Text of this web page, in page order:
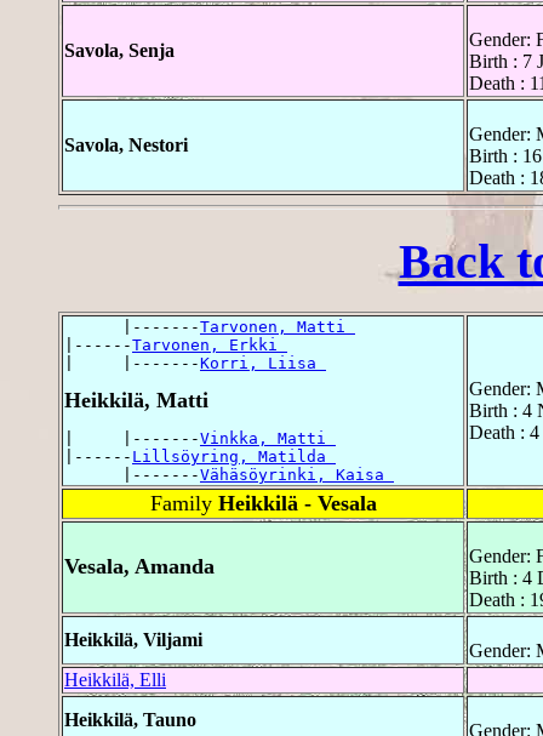
Savola, Senja
Gender:
Birth : 7
Death :
Savola, Nestori
Gender:
Birth :
Death :
Back
      |-------
Tarvonen, Matti
|------Tarvonen, Erkki
|     |-------Korri, Liisa
Heikkilä, Matti
|     |-------Vinkka, Matti
|------ Lillsöyring, Matilda
      |-------
Vähäsöyrinki, Kaisa
Gender:
Birth : 4
Death :
Family Heikkilä - Vesala
Vesala, Amanda
Gender:
Birth : 4
Death :
Heikkilä, Viljami
Gender:
Heikkilä, Elli
Heikkilä, Tauno
Gender: